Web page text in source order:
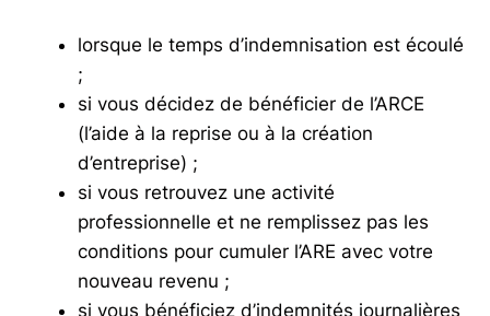
lorsque le temps d’indemnisation est écoulé
;
si vous décidez de bénéficier de l’ARCE
(l’aide à la reprise ou à la création
d’entreprise) ;
si vous retrouvez une activité
professionnelle et ne remplissez pas les
conditions pour cumuler l’ARE avec votre
nouveau revenu ;
si vous bénéficiez d’indemnités journalières